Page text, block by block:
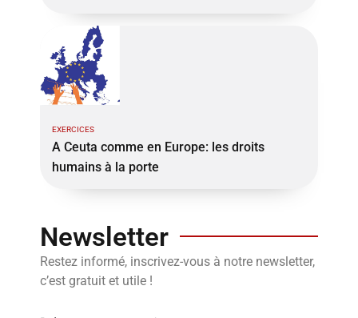
EXERCICES
A Ceuta comme en Europe: les droits
humains à la porte
Newsletter
Restez informé, inscrivez-vous à notre newsletter,
c’est gratuit et utile !